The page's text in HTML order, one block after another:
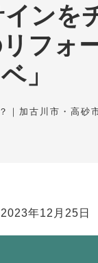
ンを
フォ
」
加古川市・高
年12月25日